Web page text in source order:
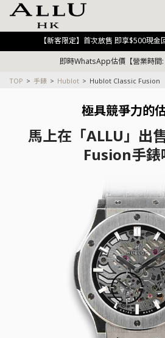
【新客限定】首次放售 即享$500現金
即時WhatsApp估價【營業時間:
TOP 手錶 Hublot Hublot Classic Fusion
極具競爭力的
馬上在「ALLU」出
Fusion手錶